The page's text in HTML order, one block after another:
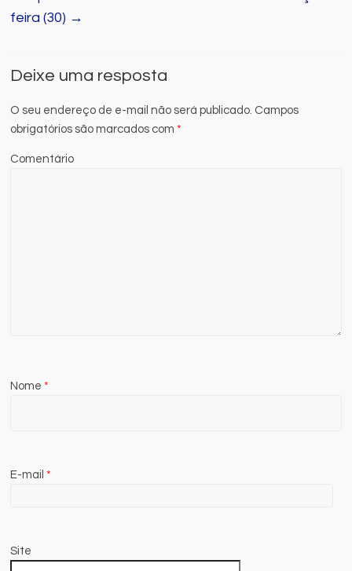
feira (30) →
Deixe uma resposta
O seu endereço de e-mail não será publicado. Campos
obrigatórios são marcados com*
Comentário
Nome*
E-mail*
Site